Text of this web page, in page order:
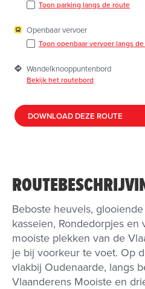
Toon parking langs de route
Openbaar vervoer
Toon openbaar vervoer langs
Wandelknooppuntenbord
Bekijk het routebord
DOWNLOAD DEZE ROUTE
Beboste heuvels,
kasseien, Rondedorpjes
mooiste plekken van de
je bij voorkeur te voet. Op
vlakbij Oudenaarde, langs
Vlaanderens Mooiste en